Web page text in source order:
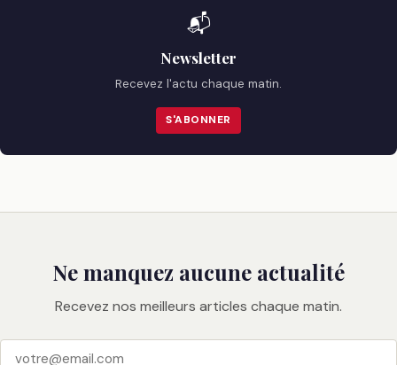
📬
Newsletter
Recevez l'actu chaque matin.
S'ABONNER
Ne manquez aucune actualité
Recevez nos meilleurs articles chaque matin.